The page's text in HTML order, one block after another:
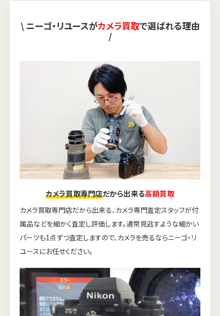
\ ニーゴ・リユースがカメラ買取で選ばれる理由
/
カメラ買取専門店だから出来る高額買取
カメラ買取専門店だから出来る、カメラ専門査定スタッフが付
属品などを細かく査定し評価します。通常見逃すような細かい
パーツも1点ずつ査定しますので、カメラを売るならニーゴ・リ
ユースにお任せください。